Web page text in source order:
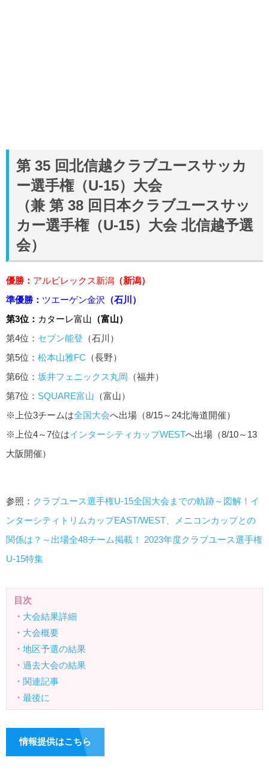
第 35 回北信越クラブユースサッカ
ー選⼿権（U-15）⼤会
（兼 第 38 回⽇本クラブユースサッ
カー選⼿権（U-15）⼤会 北信越予選
会）
優勝： アルビレックス新潟 （新潟）
準優勝： ツエーゲン金沢
（石川）
第3位： カターレ富山 （富山）
第4位： セブン能登 （石川）
第5位： 松本山雅FC （長野）
第6位： 坂井フェニックス丸岡 （福井）
第7位： SQUARE富山 （富山）
※上位3チームは全国大会へ出場（8/15～24北海道開催）
※上位4～7位はインターシティカップWESTへ出場（8/10～13
大阪開催）
参照： クラブユース選手権U-15全国大会までの軌跡～図解！イ
ンターシティトリムカップEAST/WEST、メニコンカップとの
関係は？～出場全48チーム掲載！ 2023年度クラブユース選手権
U-15特集
目次
・ 大会結果詳細
・ 大会概要
・ 地区予選の結果
・ 過去大会の結果
・ 関連記事
・ 最後に
情報提供はこちら